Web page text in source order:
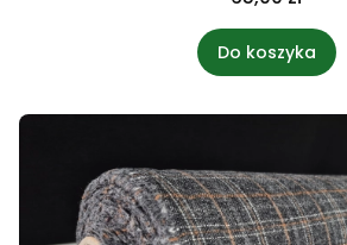
Do koszyka